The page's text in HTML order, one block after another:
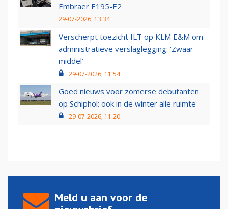
Embraer E195-E2
29-07-2026, 13:34
Verscherpt toezicht ILT op KLM E&M om
administratieve verslaglegging: ‘Zwaar
middel’
29-07-2026, 11:54
Goed nieuws voor zomerse debutanten
op Schiphol: ook in de winter alle ruimte
29-07-2026, 11:20
Meld u aan voor de